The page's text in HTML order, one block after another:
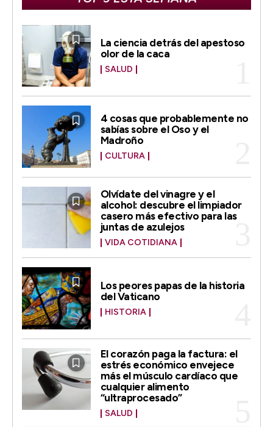
La ciencia detrás del apestoso
olor de la caca
SALUD
4 cosas que probablemente no
sabías sobre el Oso y el
Madroño
CULTURA
Olvídate del vinagre y el
alcohol: descubre el limpiador
casero más efectivo para las
juntas de azulejos
VIDA COTIDIANA
Los peores papas de la historia
del Vaticano
HISTORIA
El corazón paga la factura: el
estrés económico envejece
más el músculo cardíaco que
cualquier alimento
“ultraprocesado”
SALUD